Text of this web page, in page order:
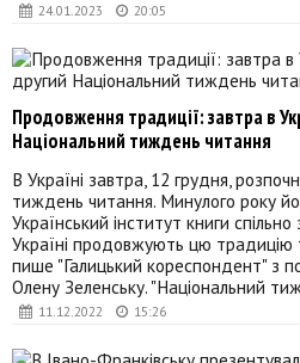
24.01.2023 20:05
11.12.2022 15:26
Продовження традиції: завтра в
Національний тиждень читання
В Україні завтра, 12 грудня,
тиждень читання. Минулого року
Український інститут книги спільно
Україні продовжують цю традицію
пише "Галицький кореспондент" з
Олену Зеленську. "Національний